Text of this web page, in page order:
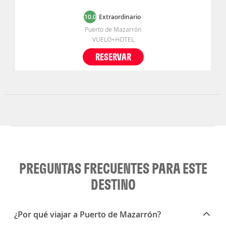
10.0 Extraordinario
Puerto de Mazarrón
VUELO+HOTEL
RESERVAR
PREGUNTAS FRECUENTES PARA ESTE
DESTINO
¿Por qué viajar a Puerto de Mazarrón?